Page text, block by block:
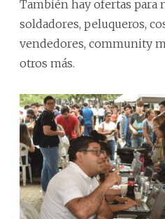
También hay ofertas para
soldadores, peluqueros,
vendedores, community
otros más.